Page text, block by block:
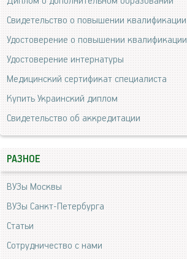
Свидетельство о повышении квалификации
Удостоверение о повышении квалификации
Удостоверение интернатуры
Медицинский сертификат специалиста
Купить Украинский диплом
Свидетельство об аккредитации
РАЗНОЕ
ВУЗы Москвы
ВУЗы Санкт-Петербурга
Статьи
Сотрудничество с нами